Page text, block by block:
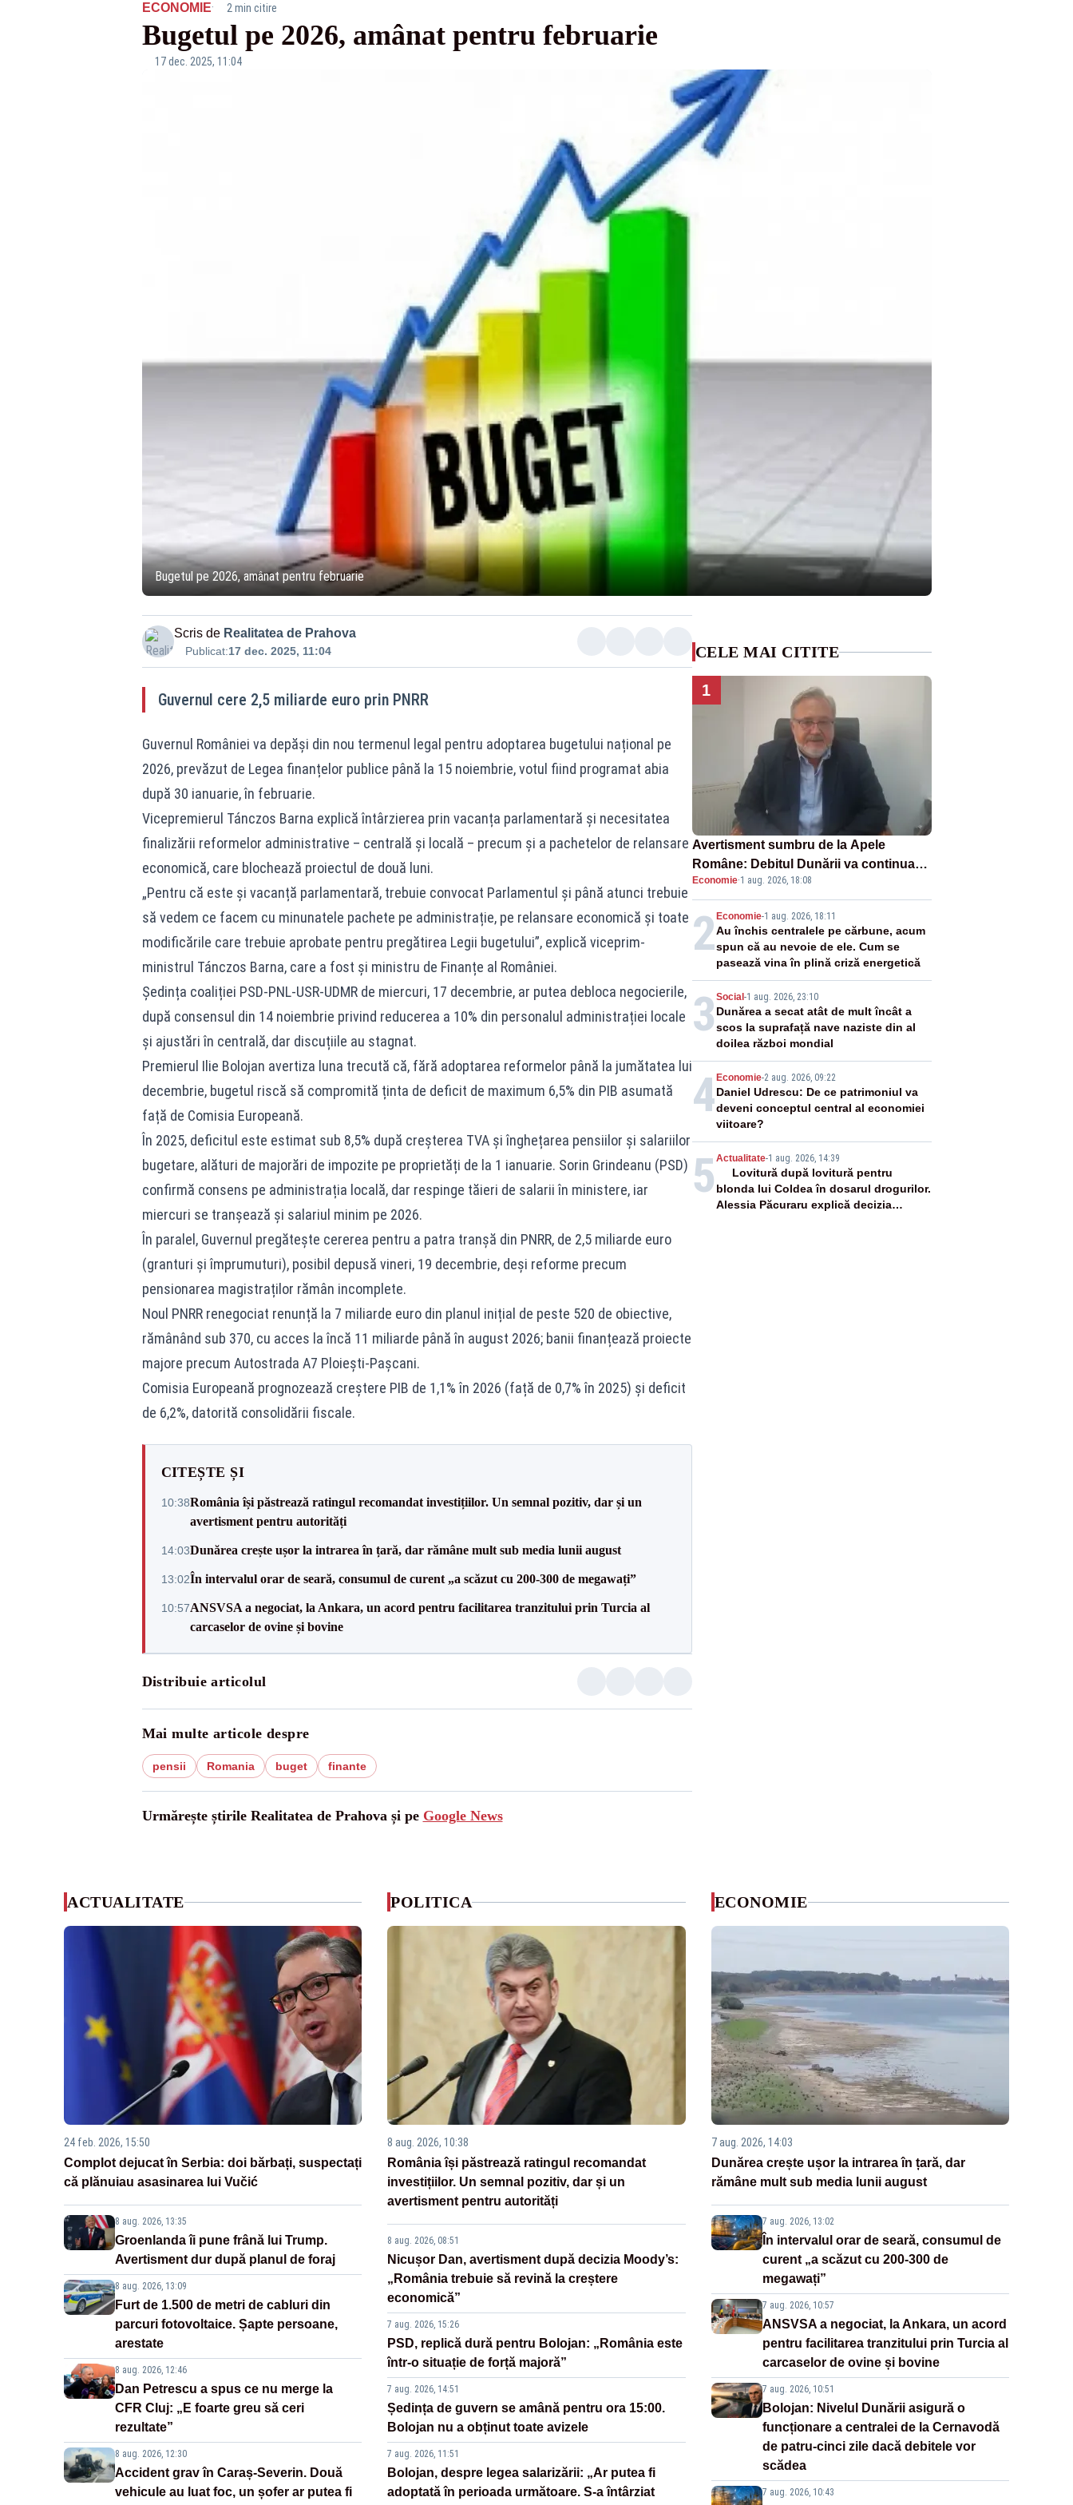
ECONOMIE· 2 min citire
Bugetul pe 2026, amânat pentru februarie
17 dec. 2025, 11:04
Bugetul pe 2026, amânat pentru februarie
Scris de Realitatea de Prahova
Publicat:17 dec. 2025, 11:04
Guvernul cere 2,5 miliarde euro prin PNRR
Guvernul României va depăși din nou termenul legal pentru adoptarea bugetului național pe
2026, prevăzut de Legea finanțelor publice până la 15 noiembrie, votul fiind programat abia
după 30 ianuarie, în februarie.
Vicepremierul Tánczos Barna explică întârzierea prin vacanța parlamentară și necesitatea
finalizării reformelor administrative – centrală și locală – precum și a pachetelor de relansare
economică, care blochează proiectul de două luni.
„Pentru că este și vacanță parlamentară, trebuie convocat Parlamentul și până atunci trebuie
să vedem ce facem cu minunatele pachete pe administrație, pe relansare economică și toate
modificările care trebuie aprobate pentru pregătirea Legii bugetului”, explică viceprim-
ministrul Tánczos Barna, care a fost și ministru de Finanțe al României.
Ședința coaliției PSD-PNL-USR-UDMR de miercuri, 17 decembrie, ar putea debloca negocierile,
după consensul din 14 noiembrie privind reducerea a 10% din personalul administrației locale
și ajustări în centrală, dar discuțiile au stagnat.​
Premierul Ilie Bolojan avertiza luna trecută că, fără adoptarea reformelor până la jumătatea lui
decembrie, bugetul riscă să compromită ținta de deficit de maximum 6,5% din PIB asumată
față de Comisia Europeană.
În 2025, deficitul este estimat sub 8,5% după creșterea TVA și înghețarea pensiilor și salariilor
bugetare, alături de majorări de impozite pe proprietăți de la 1 ianuarie. Sorin Grindeanu (PSD)
confirmă consens pe administrația locală, dar respinge tăieri de salarii în ministere, iar
miercuri se tranșează și salariul minim pe 2026.​
În paralel, Guvernul pregătește cererea pentru a patra tranșă din PNRR, de 2,5 miliarde euro
(granturi și împrumuturi), posibil depusă vineri, 19 decembrie, deși reforme precum
pensionarea magistraților rămân incomplete.
Noul PNRR renegociat renunță la 7 miliarde euro din planul inițial de peste 520 de obiective,
rămânând sub 370, cu acces la încă 11 miliarde până în august 2026; banii finanțează proiecte
majore precum Autostrada A7 Ploiești-Pașcani.
Comisia Europeană prognozează creștere PIB de 1,1% în 2026 (față de 0,7% în 2025) și deficit
de 6,2%, datorită consolidării fiscale.
CITEȘTE ȘI
10:38România își păstrează ratingul recomandat investițiilor. Un semnal pozitiv, dar și un
avertisment pentru autorități
14:03Dunărea crește ușor la intrarea în țară, dar rămâne mult sub media lunii august
13:02În intervalul orar de seară, consumul de curent „a scăzut cu 200-300 de megawați”
10:57ANSVSA a negociat, la Ankara, un acord pentru facilitarea tranzitului prin Turcia al
carcaselor de ovine și bovine
Distribuie articolul
Mai multe articole despre
pensii Romania buget finante
Urmărește știrile Realitatea de Prahova și pe Google News
CELE MAI CITITE
1
Avertisment sumbru de la Apele
Române: Debitul Dunării va continua
să scadă. Cernavodă s-ar putea închide
în 4 zile
Economie·1 aug. 2026, 18:08
2 Economie-1 aug. 2026, 18:11
Au închis centralele pe cărbune, acum
spun că au nevoie de ele. Cum se
pasează vina în plină criză energetică
3 Social -1 aug. 2026, 23:10
Dunărea a secat atât de mult încât a
scos la suprafață nave naziste din al
doilea război mondial
4 Economie-2 aug. 2026, 09:22
Daniel Udrescu: De ce patrimoniul va
deveni conceptul central al economiei
viitoare?
5 Actualitate-1 aug. 2026, 14:39
Lovitură după lovitură pentru
blonda lui Coldea în dosarul drogurilor.
Alessia Păcuraru explică decizia
ACTUALITATE
24 feb. 2026, 15:50
Complot dejucat în Serbia: doi bărbați, suspectați
că plănuiau asasinarea lui Vučić
8 aug. 2026, 13:35
Groenlanda îi pune frână lui Trump.
Avertisment dur după planul de foraj
8 aug. 2026, 13:09
Furt de 1.500 de metri de cabluri din
parcuri fotovoltaice. Șapte persoane,
arestate
8 aug. 2026, 12:46
Dan Petrescu a spus ce nu merge la
CFR Cluj: „E foarte greu să ceri
rezultate”
8 aug. 2026, 12:30
Accident grav în Caraș-Severin. Două
vehicule au luat foc, un șofer ar putea fi
POLITICA
8 aug. 2026, 10:38
România își păstrează ratingul recomandat
investițiilor. Un semnal pozitiv, dar și un
avertisment pentru autorități
8 aug. 2026, 08:51
Nicușor Dan, avertisment după decizia Moody’s:
„România trebuie să revină la creștere
economică”
7 aug. 2026, 15:26
PSD, replică dură pentru Bolojan: „România este
într-o situație de forță majoră”
7 aug. 2026, 14:51
Ședința de guvern se amână pentru ora 15:00.
Bolojan nu a obținut toate avizele
7 aug. 2026, 11:51
Bolojan, despre legea salarizării: „Ar putea fi
adoptată în perioada următoare. S-a întârziat
ECONOMIE
7 aug. 2026, 14:03
Dunărea crește ușor la intrarea în țară, dar
rămâne mult sub media lunii august
7 aug. 2026, 13:02
În intervalul orar de seară, consumul de
curent „a scăzut cu 200-300 de
megawați”
7 aug. 2026, 10:57
ANSVSA a negociat, la Ankara, un acord
pentru facilitarea tranzitului prin Turcia al
carcaselor de ovine și bovine
7 aug. 2026, 10:51
Bolojan: Nivelul Dunării asigură o
funcționare a centralei de la Cernavodă
de patru-cinci zile dacă debitele vor
scădea
7 aug. 2026, 10:43